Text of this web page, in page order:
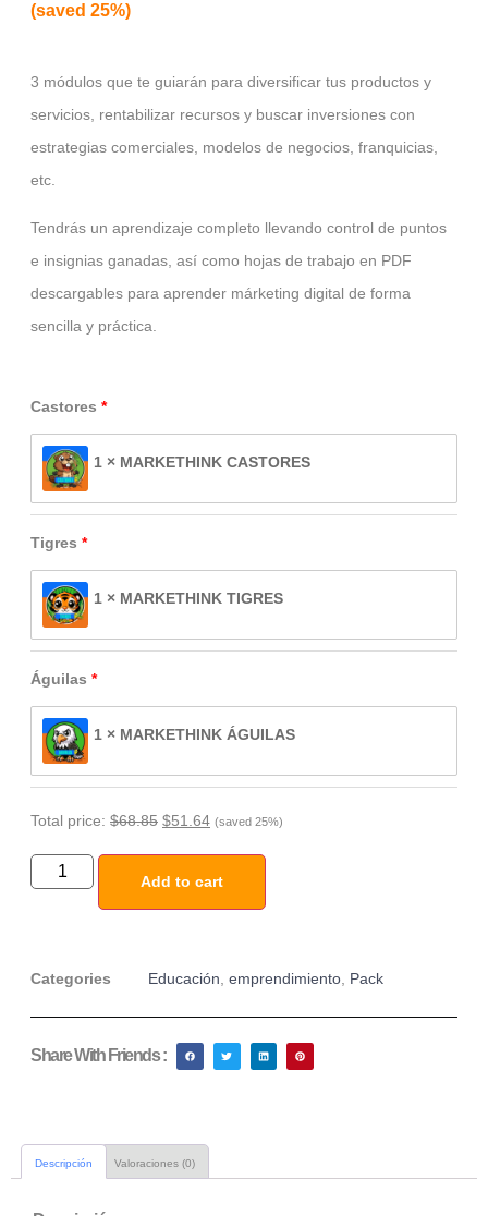
(saved 25%)
3 módulos que te guiarán para diversificar tus productos y
servicios, rentabilizar recursos y buscar inversiones con
estrategias comerciales, modelos de negocios, franquicias,
etc.
Tendrás un aprendizaje completo llevando control de puntos
e insignias ganadas, así como hojas de trabajo en PDF
descargables para aprender márketing digital de forma
sencilla y práctica.
Castores
1 × MARKETHINK CASTORES
Tigres
1 × MARKETHINK TIGRES
Águilas
1 × MARKETHINK ÁGUILAS
Total price: $68.85 $51.64 (saved 25%)
Add to cart
Categories Educación, emprendimiento, Pack
Share With Friends :
Descripción Valoraciones (0)